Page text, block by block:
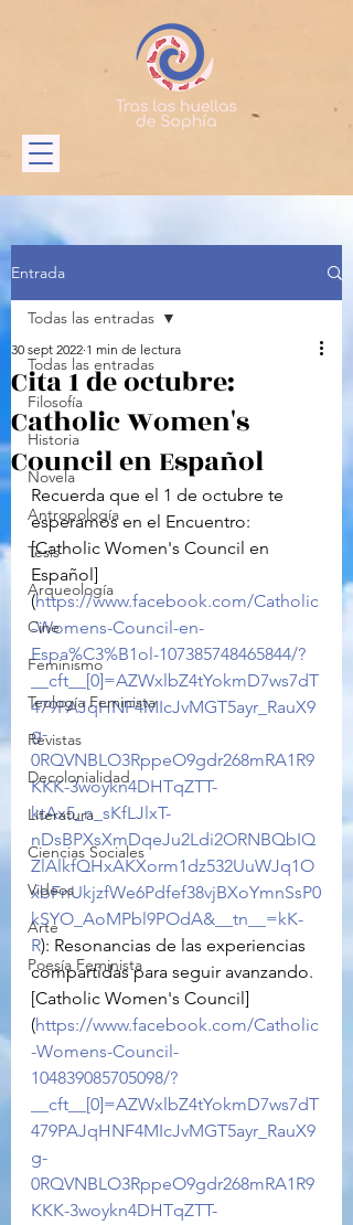
Entrada
Todas las entradas
Filosofía
Historia
Novela
Antropología
Tesis
Arqueología
Cine
Feminismo
Teología Feminista
Revistas
Decolonialidad
Literatura
Ciencias Sociales
Videos
Arte
Poesía Feminista
Todas las entradas
Cita 1 de octubre:
Catholic Women's
Council en Español
30 sept 2022 1 min de lectura
Recuerda que el 1 de octubre te
esperamos en el Encuentro:
[Catholic Women's Council en
Español]
(https://www.facebook.com/Catholic
-Womens-Council-en-
Espa%C3%B1ol-107385748465844/?
__cft__[0]=AZWxlbZ4tYokmD7ws7dT
479PAJqHNF4MIcJvMGT5ayr_RauX9
g-
0RQVNBLO3RppeO9gdr268mRA1R9
KKK-3woykn4DHTqZTT-
ktAx5_n_sKfLJlxT-
nDsBPXsXmDqeJu2Ldi2ORNBQbIQ
ZlAlkfQHxAKXorm1dz532UuWJq1O
xbFnUkjzfWe6Pdfef38vjBXoYmnSsP0
kSYO_AoMPbl9POdA&__tn__=kK-
R): Resonancias de las experiencias
compartidas para seguir avanzando.
[Catholic Women's Council]
(https://www.facebook.com/Catholic
-Womens-Council-
104839085705098/?
__cft__[0]=AZWxlbZ4tYokmD7ws7dT
479PAJqHNF4MIcJvMGT5ayr_RauX9
g-
0RQVNBLO3RppeO9gdr268mRA1R9
KKK-3woykn4DHTqZTT-